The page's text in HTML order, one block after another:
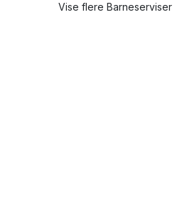
Vise flere Barneserviser